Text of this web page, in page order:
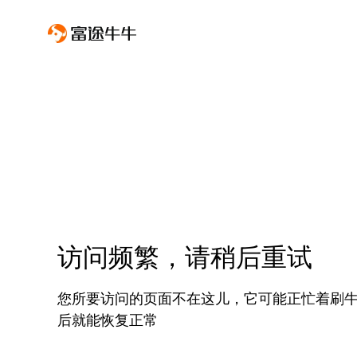
访问频繁，请稍后重试
您所要访问的页面不在这儿，它可能正忙着刷
后就能恢复正常